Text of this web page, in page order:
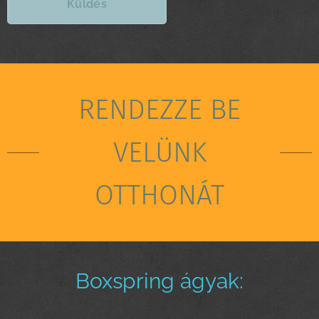
Küldés
RENDEZZE BE
VELÜNK
OTTHONÁT
Boxspring ágyak: